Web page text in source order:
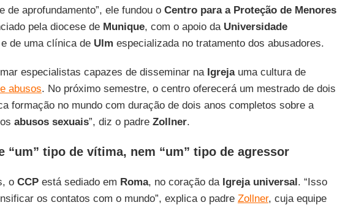
de aprofundamento”, ele fundou o Centro para a Proteção de Menores
pela diocese de Munique, com o apoio da Universidade
de uma clínica de Ulm especializada no tratamento dos abusadores.
especialistas capazes de disseminar naIgrejauma cultura de
abusos. No próximo semestre, o centro oferecerá um mestrado de dois
formação no mundo com duração de dois anos completos sobre a
abusos sexuais”, diz o padre Zollner.
“um” tipo de vítima, nem “um” tipo de agressor
o CCPestá sediado em Roma, no coração da Igreja universal. “Isso
os contatos com o mundo”, explica o padre Zollner, cuja equipe